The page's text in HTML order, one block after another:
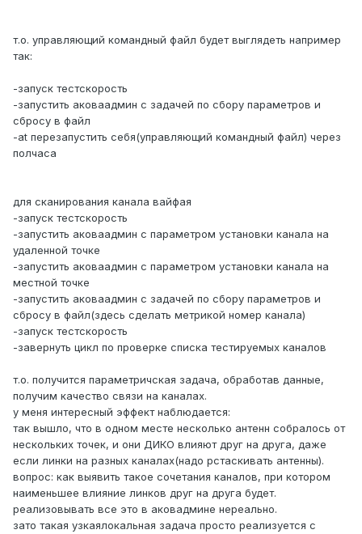
т.о. управляющий командный файл будет выглядеть например
так:
-запуск тестскорость
-запустить аковаадмин с задачей по сбору параметров и
сбросу в файл
-at перезапустить себя(управляющий командный файл) через
полчаса
для сканирования канала вайфая
-запуск тестскорость
-запустить аковаадмин с параметром установки канала на
удаленной точке
-запустить аковаадмин с параметром установки канала на
местной точке
-запустить аковаадмин с задачей по сбору параметров и
сбросу в файл(здесь сделать метрикой номер канала)
-запуск тестскорость
-завернуть цикл по проверке списка тестируемых каналов
т.о. получится параметричская задача, обработав данные,
получим качество связи на каналах.
у меня интересный эффект наблюдается:
так вышло, что в одном месте несколько антенн собралось от
нескольких точек, и они ДИКО влияют друг на друга, даже
если линки на разных каналах(надо рстаскивать антенны).
вопрос: как выявить такое сочетания каналов, при котором
наименьшее влияние линков друг на друга будет.
реализовывать все это в аковадмине нереально.
зато такая узкаялокальная задача просто реализуется с